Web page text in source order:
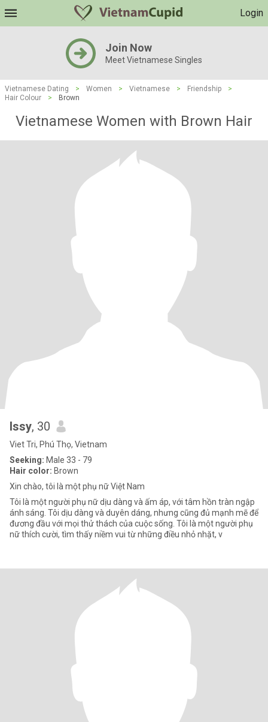
Login
Join Now
Meet Vietnamese Singles
Vietnamese Dating > Women > Vietnamese > Friendship
>
Hair Colour
> Brown
Vietnamese Women with Brown Hair
Issy, 30
Viet Tri, Phú Thọ, Vietnam
Seeking: Male 33 - 79
Hair color: Brown
Xin chào, tôi là một phụ nữ Việt Nam
Tôi là một người phụ nữ dịu dàng và ấm áp, với tâm hồn tràn ngập
ánh sáng. Tôi dịu dàng và duyên dáng, nhưng cũng đủ mạnh mẽ để
đương đầu với mọi thử thách của cuộc sống. Tôi là một người phụ
nữ thích cười, tìm thấy niềm vui từ những điều nhỏ nhặt, v